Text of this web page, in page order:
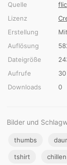
Quelle
Lizenz
Erstellung
Auflösung
Dateigröße
Aufrufe
30
Downloads
0
Bilder und
thumbs
tshirt chillen